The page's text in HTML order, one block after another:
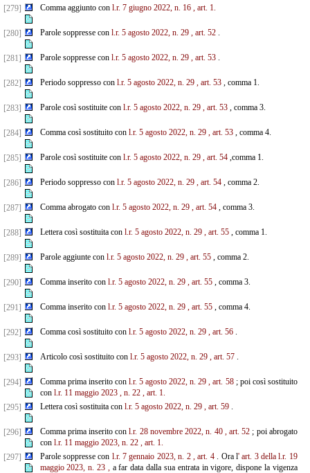
[279] Comma aggiunto con l.r. 7 giugno 2022, n. 16 , art. 1.
[280] Parole soppresse con l.r. 5 agosto 2022, n. 29 , art. 52.
[281] Parole soppresse con l.r. 5 agosto 2022, n. 29 , art. 53.
[282] Periodo soppresso con l.r. 5 agosto 2022, n. 29 , art. 53, comma 1.
[283] Parole così sostituite con l.r. 5 agosto 2022, n. 29 , art. 53, comma 3.
[284] Comma così sostituito con l.r. 5 agosto 2022, n. 29 , art. 53, comma 4.
[285] Parole così sostituite con l.r. 5 agosto 2022, n. 29 , art. 54,comma 1.
[286] Periodo soppresso con l.r. 5 agosto 2022, n. 29 , art. 54, comma 2.
[287] Comma abrogato con l.r. 5 agosto 2022, n. 29 , art. 54, comma 3.
[288] Lettera così sostituita con l.r. 5 agosto 2022, n. 29 , art. 55, comma 1.
[289] Parole aggiunte con l.r. 5 agosto 2022, n. 29 , art. 55, comma 2.
[290] Comma inserito con l.r. 5 agosto 2022, n. 29 , art. 55, comma 3.
[291] Comma inserito con l.r. 5 agosto 2022, n. 29 , art. 55, comma 4.
[292] Comma così sostituito con l.r. 5 agosto 2022, n. 29 , art. 56.
[293] Articolo così sostituito con l.r. 5 agosto 2022, n. 29 , art. 57.
[294] Comma prima inserito con l.r. 5 agosto 2022, n. 29 , art. 58; poi così sostituito
con l.r. 11 maggio 2023 , n. 22 , art. 1.
[295]
Lettera così sostituita con l.r. 5 agosto 2022, n. 29 , art. 59.
[296] Comma prima inserito conl.r. 28 novembre 2022, n. 40 , art. 52 ; poi abrogato
con l.r. 11 maggio 2023, n. 22 , art. 1.
[297]
Parole soppresse con l.r. 7 gennaio 2023, n. 2 , art. 4. Ora l' art. 3 della l.r. 19
maggio 2023, n. 23 ,a far data dalla sua entrata in vigore, dispone la vigenza